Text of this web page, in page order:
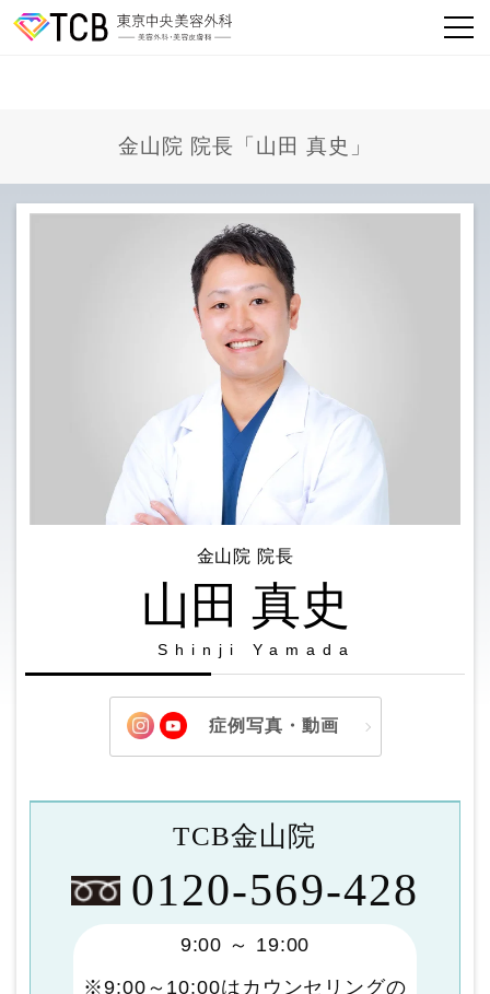
金山院 院長「山田 真史」
金山院 院長
山田 真史
Shinji Yamada
症例写真・動画
TCB金山院
0120-569-428
9:00 ～ 19:00
※9:00～10:00はカウンセリングの